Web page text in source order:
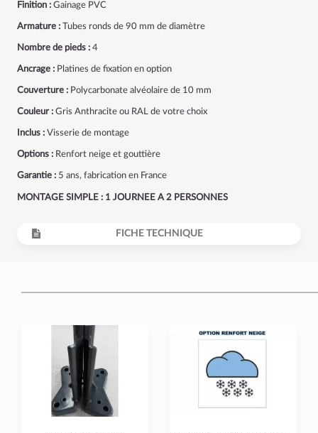
Finition : Gainage PVC
Armature : Tubes ronds de 90 mm de diamètre
Nombre de pieds : 4
Ancrage : Platines de fixation en option
Couverture : Polycarbonate alvéolaire de 10 mm
Couleur : Gris Anthracite ou RAL de votre choix
Inclus : Visserie de montage
Options : Renfort neige et gouttière
Garantie : 5 ans, fabrication en France
MONTAGE SIMPLE : 1 JOURNEE A 2 PERSONNES
FICHE TECHNIQUE